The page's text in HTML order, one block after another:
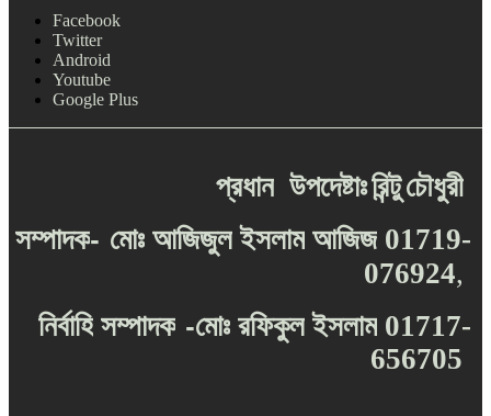
Facebook
Twitter
Android
Youtube
Google Plus
প্রধান উপদেষ্টাঃরিন্টুচৌধুরী
সম্পাদক- মোঃ আজিজুল ইসলাম আজিজ 01719-
076924,
নির্বাহি সম্পাদক -মোঃ রফিকুল ইসলাম 01717-
656705